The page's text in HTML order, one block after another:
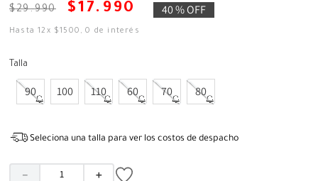
$29.990 $17. 990 40 %OFF
Hasta12 x $1500 ,0 de interés
Talla
90 100 110 60 70 80
Seleciona una talla para ver los costos de despacho
＋
－